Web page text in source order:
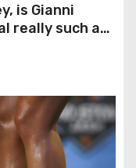
is Gianni
really such a